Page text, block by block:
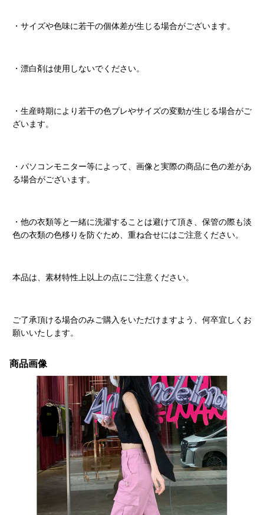
・サイズや色味に若干の個体差が生じる場合がございます。
・漂白剤は使用しないでください。
・生産時期により若干の色ブレやサイズの変動が生じる場合がご
ざいます。
・パソコンモニター等によって、画像と実際の商品に色の差があ
る場合がございます。
・他の衣類等と一緒に洗濯することは避けて頂き、保管の際も淡
色の衣類の色移りを防ぐため、重ね合せにはご注意ください。
本品は、素材特性上以上の点にご注意ください。
ご了承頂ける場合のみご購入をいただけますよう、何卒宜しくお
願いいたします。
商品画像